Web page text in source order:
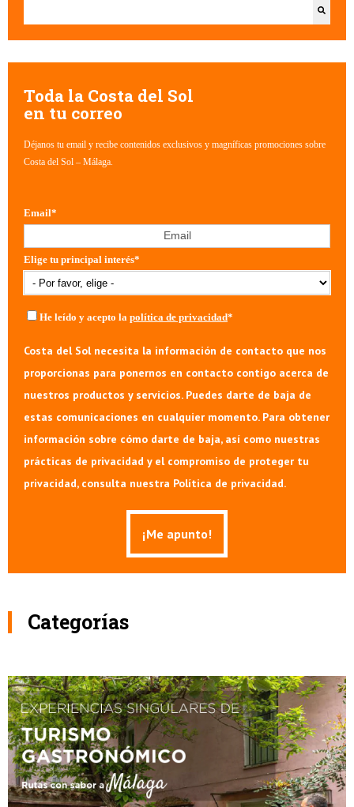
Esto es un campo de búsqueda con una función de texto predictivo.
Toda la Costa del Sol
en tu correo
Déjanos tu email y recibe contenidos exclusivos y magníficas promociones sobre
Costa del Sol – Málaga.
Email*
Elige tu principal interés*
He leído y acepto la política de privacidad*
Costa del Sol necesita la información de contacto que nos
proporcionas para ponernos en contacto contigo acerca de
nuestros productos y servicios. Puedes darte de baja de
estas comunicaciones en cualquier momento. Para obtener
información sobre cómo darte de baja, así como nuestras
prácticas de privacidad y el compromiso de proteger tu
privacidad, consulta nuestra Política de privacidad.
Categorías